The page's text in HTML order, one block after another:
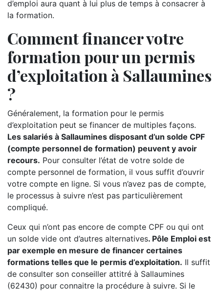
d’emploi aura quant à lui plus de temps à consacrer à
la formation.
Comment financer votre
formation pour un permis
d’exploitation à Sallaumines
?
Généralement, la formation pour le permis
d’exploitation peut se financer de multiples façons.
Les salariés à Sallaumines disposant d’un solde CPF
(compte personnel de formation) peuvent y avoir
recours. Pour consulter l’état de votre solde de
compte personnel de formation, il vous suffit d’ouvrir
votre compte en ligne. Si vous n’avez pas de compte,
le processus à suivre n’est pas particulièrement
compliqué.
Ceux qui n’ont pas encore de compte CPF ou qui ont
un solde vide ont d’autres alternatives. Pôle Emploi est
par exemple en mesure de financer certaines
formations telles que le permis d’exploitation. Il suffit
de consulter son conseiller attitré à Sallaumines
(62430) pour connaitre la procédure à suivre. Si le